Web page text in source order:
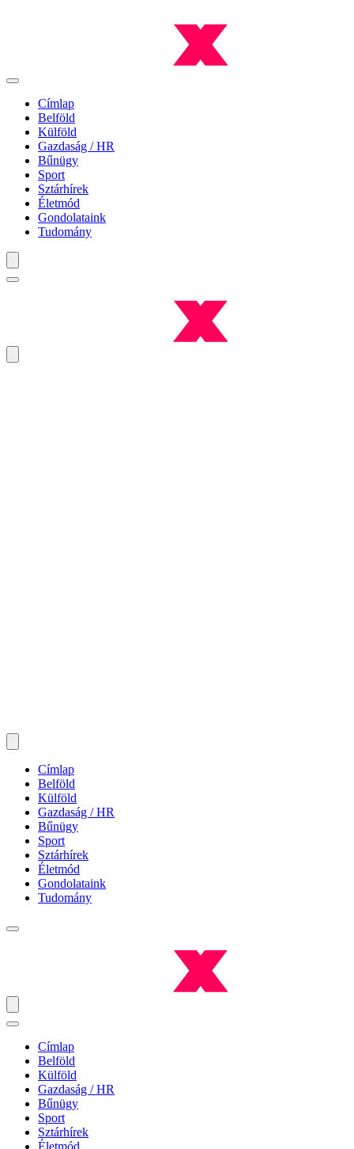
Címlap
Belföld
Külföld
Gazdaság / HR
Bűnügy
Sport
Sztárhírek
Életmód
Gondolataink
Tudomány
Címlap
Belföld
Külföld
Gazdaság / HR
Bűnügy
Sport
Sztárhírek
Életmód
Gondolataink
Tudomány
Címlap
Belföld
Külföld
Gazdaság / HR
Bűnügy
Sport
Sztárhírek
Életmód